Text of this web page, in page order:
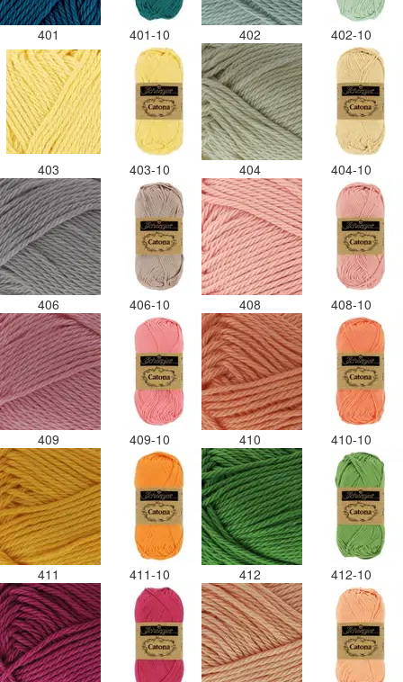
401 401-10 402 402-10
403 403-10 404 404-10
406 406-10 408 408-10
409 409-10 410 410-10
411 411-10 412 412-10